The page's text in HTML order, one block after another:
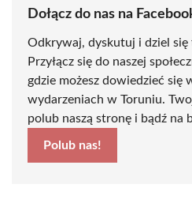
Dołącz do nas na
Odkrywaj, dyskutuj i dziel się
Przyłącz się do naszej
gdzie możesz dowiedzieć się
wydarzeniach w Toruniu.
polub naszą stronę i bądź na
Polub nas!